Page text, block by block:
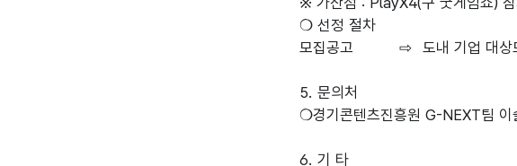
❍ 선정 절차
모집공고
⇨ 도내 기업 대
5. 문의처
❍경기콘텐츠진흥원 G-NEXT팀 이
6. 기 타